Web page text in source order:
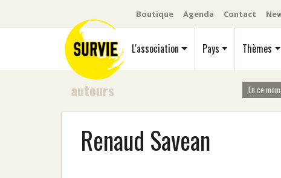
Boutique Agenda Contact
L'association Pays Thèmes
auteurs En ce
Renaud Savean